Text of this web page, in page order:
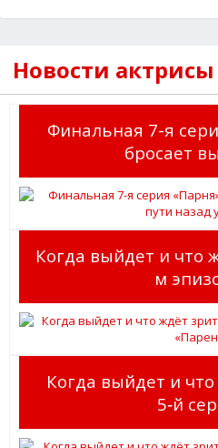
Новости
Финальная 7-я
бросает
Когда выйдет и что
м
Когда выйдет и
5‑й